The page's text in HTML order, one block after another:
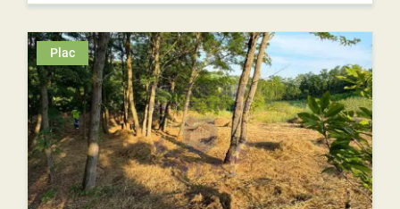
Plac